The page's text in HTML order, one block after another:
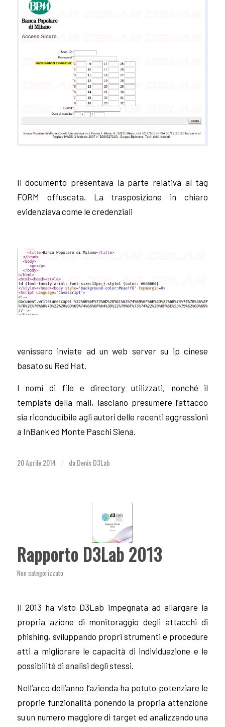
Il documento presentava la parte relativa al tag
FORM offuscata. La trasposizione in chiaro
evidenziava come le credenziali
venissero inviate ad un web server su ip cinese
basato su Red Hat.
I nomi di file e directory utilizzati, nonché il
template della mail, lasciano presumere l’attacco
sia riconducibile agli autori delle recenti aggressioni
a InBank ed Monte Paschi Siena.
20 Aprile 2014 / daDenis D3Lab
Rapporto D3Lab 2013
Non categorizzato
Il 2013 ha visto D3Lab impegnata ad allargare la
propria azione di monitoraggio degli attacchi di
phishing, sviluppando propri strumenti e procedure
atti a migliorare le capacità di individuazione e le
possibilità di analisi degli stessi.
Nell’arco dell’anno l’azienda ha potuto potenziare le
proprie funzionalità ponendo la propria attenzione
su un numero maggiore di target ed analizzando una